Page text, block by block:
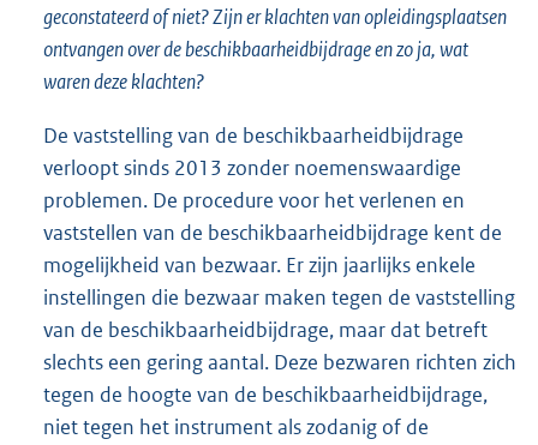
geconstateerd of niet? Zijn er klachten van opleidingsplaatsen
ontvangen over de beschikbaarheidbijdrage en zo ja, wat
waren deze klachten?
De vaststelling van de beschikbaarheidbijdrage
verloopt sinds 2013 zonder noemenswaardige
problemen. De procedure voor het verlenen en
vaststellen van de beschikbaarheidbijdrage kent de
mogelijkheid van bezwaar. Er zijn jaarlijks enkele
instellingen die bezwaar maken tegen de vaststelling
van de beschikbaarheidbijdrage, maar dat betreft
slechts een gering aantal. Deze bezwaren richten zich
tegen de hoogte van de beschikbaarheidbijdrage,
niet tegen het instrument als zodanig of de